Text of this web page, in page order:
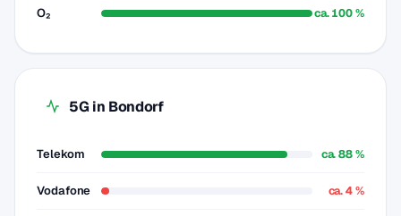
O₂ ca. 100 %
5G in Bondorf
Telekom ca. 88 %
Vodafone ca. 4 %